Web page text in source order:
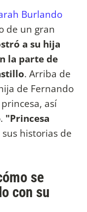
Burlando
de un gran
a su hija
la parte de
. Arriba de
de Fernando
así
"Princesa
historias de
se
con su